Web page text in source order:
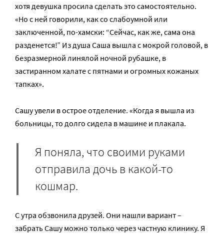
хотя девушка просила сделать это самостоятельно.
«Но с ней говорили, как со слабоумной или
заключенной, по-хамски: “Сейчас, как же, сама она
разденется!” Из душа Саша вышла с мокрой головой, в
безразмерной линялой ночной рубашке, в
застиранном халате с пятнами и огромных кожаных
тапках».
Сашу увели в острое отделение. «Когда я вышла из
больницы, то долго сидела в машине и плакала.
Я поняла, что своими руками
отправила дочь в какой-то
кошмар.
С утра обзвонила друзей. Они нашли вариант –
забрать Сашу можно только через частную клинику. Я